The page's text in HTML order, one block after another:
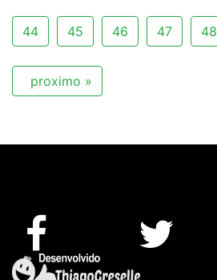
44 45 46 47 48
proximo »